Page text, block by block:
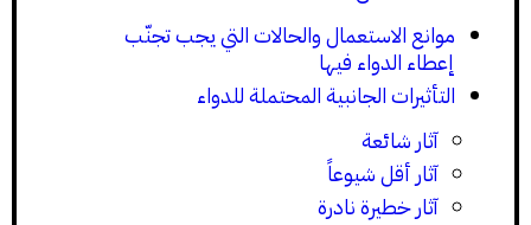
موانع الاستعمال والحالات التي يجب تجنّب
إعطاء الدواء فيها
التأثيرات الجانبية المحتملة للدواء
آثار شائعة
آثار أقل شيوعاً
آثار خطيرة نادرة